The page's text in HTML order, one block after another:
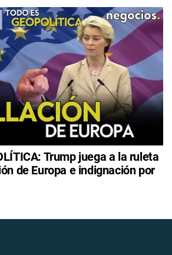
Trump juega a la ruleta
de Europa e indignación por